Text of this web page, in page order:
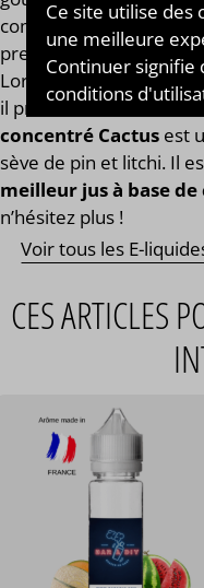
complexes très
premiers jus, la marque
Lorsqu’on vapait ce
il provenait ! Un de leurs
concentré Cactus est
sève de pin et litchi. Il
meilleur jus à base de
n’hésitez plus !
Voir tous les E-
CES ARTICLES
Ce site utilise des
une meilleure
Continuer signifie
conditions